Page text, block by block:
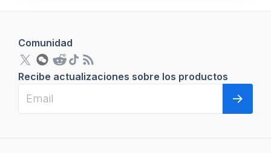
Comunidad
Recibe actualizaciones sobre los productos